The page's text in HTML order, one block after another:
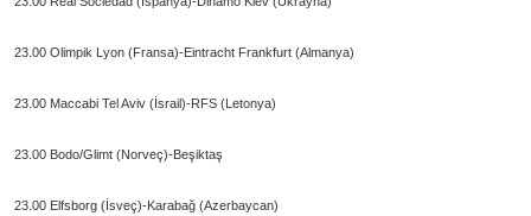
23.00 Olimpik Lyon (Fransa)-Eintracht Frankfurt (Almanya)
23.00 Maccabi Tel Aviv (İsrail)-RFS (Letonya)
23.00 Bodo/Glimt (Norveç)-Beşiktaş
23.00 Elfsborg (İsveç)-Karabağ (Azerbaycan)